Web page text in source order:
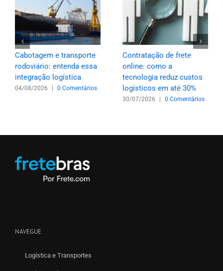
Cabotagem e transporte
rodoviário: entenda essa
integração logística
04/08/2026 | 0 Comentários
Contratação de frete
online: como a
tecnologia reduz custos
logísticos em até 30%
30/07/2026 | 0 Comentários
NAVEGUE
Logística e Transportes